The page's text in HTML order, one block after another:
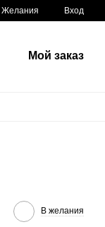
Желания Вход
Мой заказ
В желания